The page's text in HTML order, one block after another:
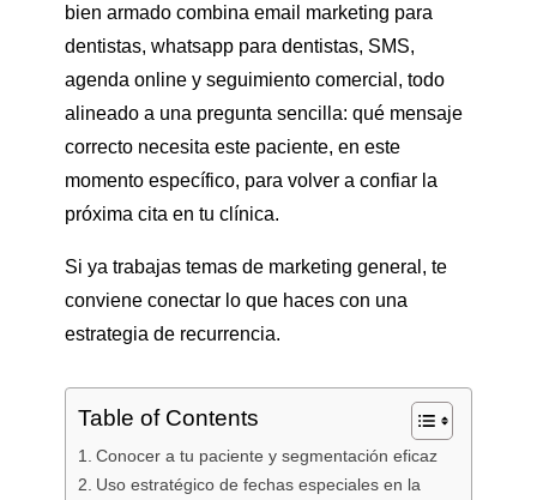
bien armado combina email marketing para
dentistas, whatsapp para dentistas, SMS,
agenda online y seguimiento comercial, todo
alineado a una pregunta sencilla: qué mensaje
correcto necesita este paciente, en este
momento específico, para volver a confiar la
próxima cita en tu clínica.
Si ya trabajas temas de marketing general, te
conviene conectar lo que haces con una
estrategia de recurrencia.
Table of Contents
Conocer a tu paciente y segmentación eficaz
Uso estratégico de fechas especiales en la